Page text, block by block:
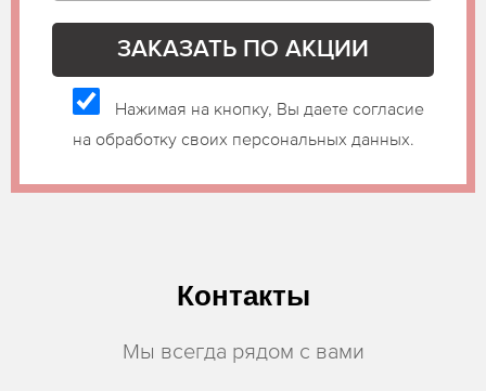
Нажимая на кнопку, Вы даете согласие
на обработку своих персональных данных.
Контакты
Мы всегда рядом с вами